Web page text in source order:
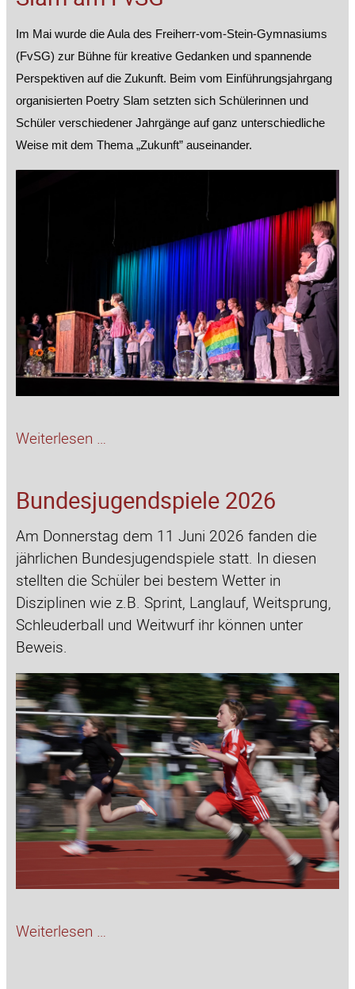
Im Mai wurde die Aula des Freiherr-vom-Stein-Gymnasiums
(FvSG) zur Bühne für kreative Gedanken und spannende
Perspektiven auf die Zukunft. Beim vom Einführungsjahrgang
organisierten Poetry Slam setzten sich Schülerinnen und
Schüler verschiedener Jahrgänge auf ganz unterschiedliche
Weise mit dem Thema „Zukunft” auseinander.
Weiterlesen …
–
Poetry
Slam
am
FvSG
Bundesjugendspiele 2026
Am Donnerstag dem 11 Juni 2026 fanden die
jährlichen Bundesjugendspiele statt. In diesen
stellten die Schüler bei bestem Wetter in
Disziplinen wie z.B. Sprint, Langlauf, Weitsprung,
Schleuderball und Weitwurf ihr können unter
Beweis.
Weiterlesen …